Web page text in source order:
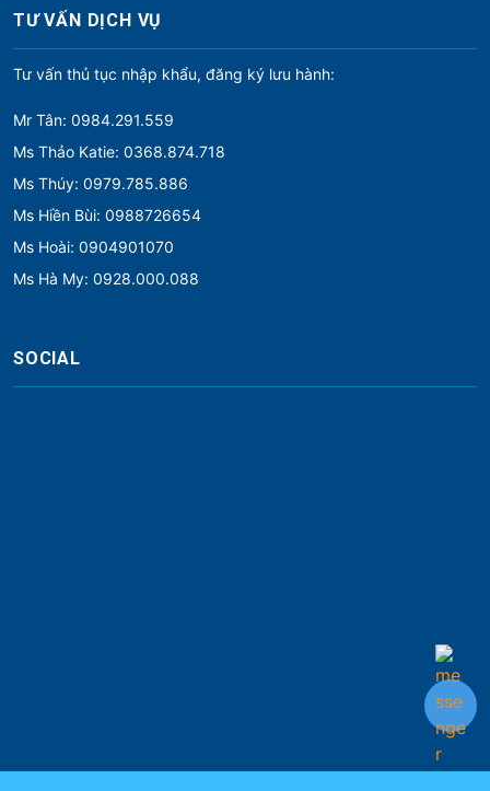
TƯ VẤN DỊCH VỤ
Tư vấn thủ tục nhập khẩu, đăng ký lưu hành:
Mr Tân: 0984.291.559
Ms Thảo Katie: 0368.874.718
Ms Thúy: 0979.785.886
Ms Hiền Bùi: 0988726654
Ms Hoài: 0904901070
Ms Hà My: 0928.000.088
SOCIAL